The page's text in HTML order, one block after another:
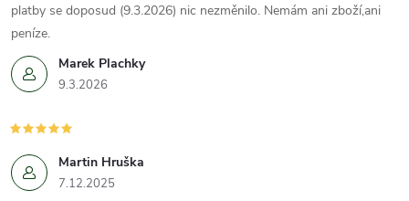
Marek Plachky
9.3.2026
platby se doposud (9.3.2026) nic nezměnilo. Nemám ani zboží,ani
peníze.
Martin Hruška
7.12.2025